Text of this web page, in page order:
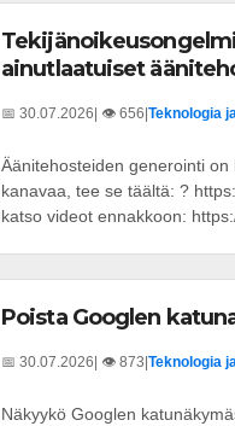
ainutlaatuiset
📅 30.07.2026 | 👁️ 656 Teknologia
Äänitehosteiden generointi
kanavaa, tee se täältä: ?
katso videot ennakkoon:
Poista Googlen
📅 30.07.2026 | 👁️ 873 Teknologia
Näkyykö Googlen